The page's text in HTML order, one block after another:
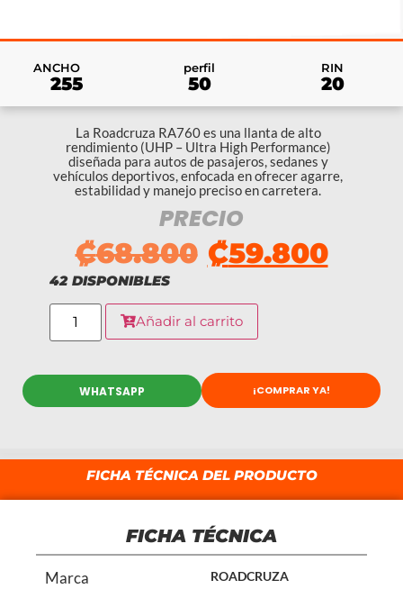
ANCHO
255
perfil
50
RIN
20
La Roadcruza RA760 es una llanta de alto
rendimiento (UHP – Ultra High Performance)
diseñada para autos de pasajeros, sedanes y
vehículos deportivos, enfocada en ofrecer agarre,
estabilidad y manejo preciso en carretera.
PRECIO
₡68.800 ₡59.800
42 DISPONIBLES
Añadir al carrito
WHATSAPP ¡COMPRAR YA!
FICHA TÉCNICA DEL PRODUCTO
FICHA TÉCNICA
Marca ROADCRUZA